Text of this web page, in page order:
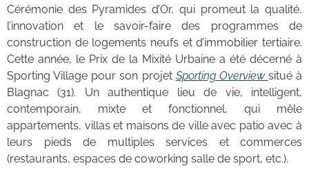
Cérémonie des Pyramides d’Or, qui promeut la qualité,
l’innovation et le savoir-faire des programmes de
construction de logements neufs et d’immobilier tertiaire.
Cette année, le Prix de la Mixité Urbaine a été décerné à
Sporting Village pour son projet Sporting Overview situé à
Blagnac (31). Un authentique lieu de vie, intelligent,
contemporain, mixte et fonctionnel, qui mêle
appartements, villas et maisons de ville avec patio avec à
leurs pieds de multiples services et commerces
(restaurants, espaces de coworking salle de sport, etc.).